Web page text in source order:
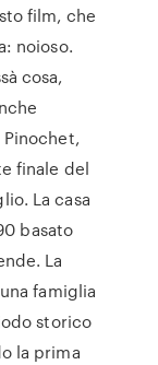
film, che
noioso.
cosa,
finale del
La casa
basato
La
famiglia
storico
la prima